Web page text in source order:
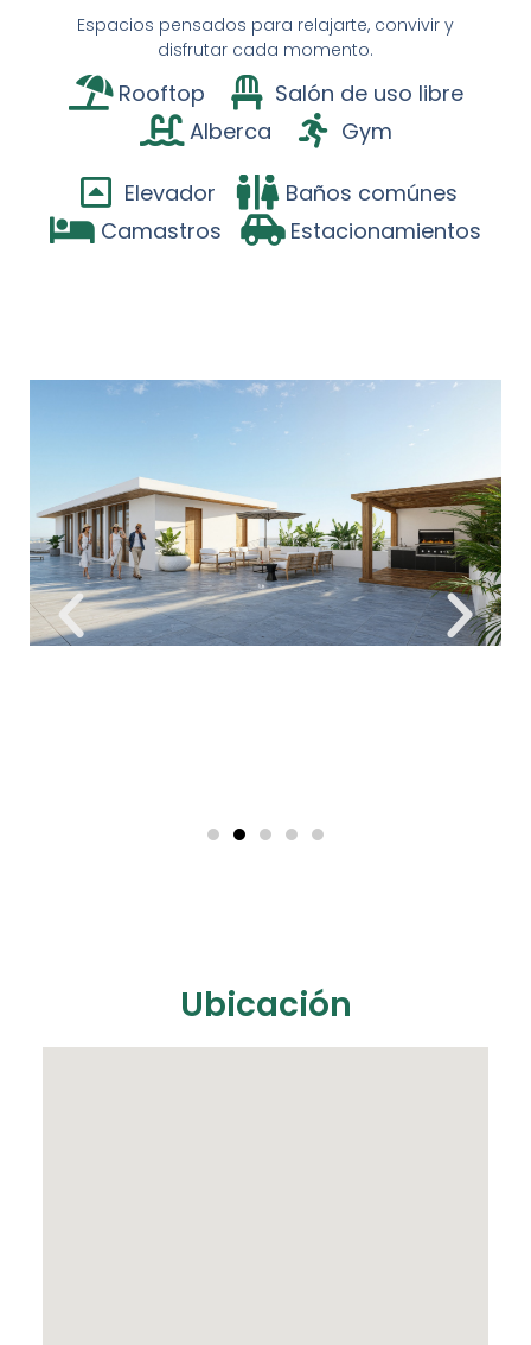
Espacios pensados para relajarte, convivir y
disfrutar cada momento.
Rooftop
Salón de uso libre
Alberca
Gym
Elevador
Baños comúnes
Camastros
Estacionamientos
Ubicación